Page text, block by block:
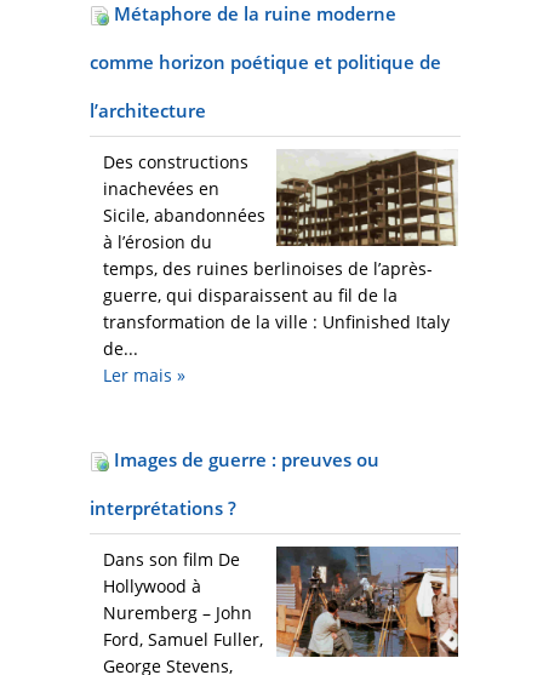
Métaphore de la ruine moderne
comme horizon poétique et politique de
l’architecture
Des constructions
inachevées en
Sicile, abandonnées
à l’érosion du
temps, des ruines berlinoises de l’après-
guerre, qui disparaissent au fil de la
transformation de la ville : Unfinished Italy
de...
Ler mais »
Images de guerre : preuves ou
interprétations ?
Dans son film De
Hollywood à
Nuremberg – John
Ford, Samuel Fuller,
George Stevens,